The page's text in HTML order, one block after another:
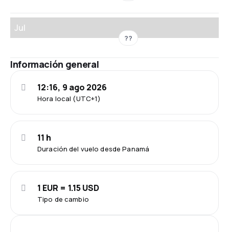
Jul
??
Información general
Hora local (UTC+1)
12:16, 9 ago 2026
Duración del vuelo desde Panamá
11 h
Tipo de cambio
1 EUR = 1.15 USD